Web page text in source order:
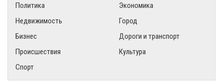
Политика
Экономика
Недвижимость
Город
Бизнес
Дороги и транспорт
Происшествия
Культура
Спорт